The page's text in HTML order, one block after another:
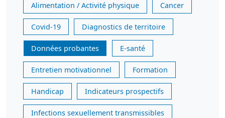
Alimentation / Activité physique Cancer
Covid-19 Diagnostics de territoire
Données probantes E-santé
Entretien motivationnel Formation
Handicap Indicateurs prospectifs
Infections sexuellement transmissibles